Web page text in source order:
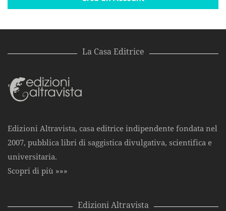
La Casa Editrice
Edizioni Altravista, casa editrice indipendente fondata nel
2007, pubblica libri di saggistica divulgativa, scientifica e
universitaria.
Scopri di più »»»
Edizioni Altravista